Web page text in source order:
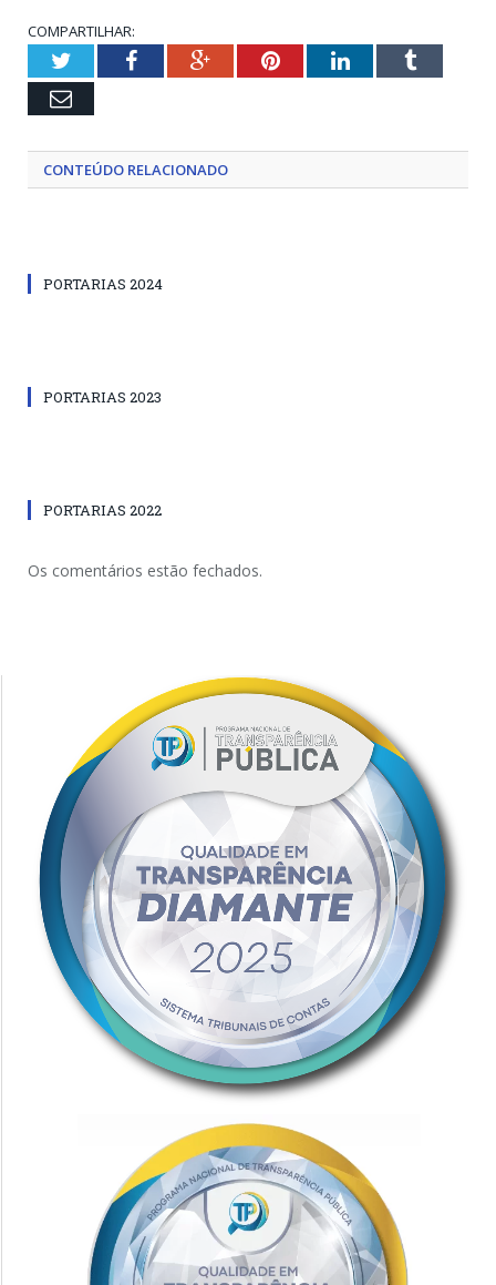
COMPARTILHAR:
TwitterFacebookGoogle+PinterestLinkedInTumblr
Email
CONTEÚDO RELACIONADO
PORTARIAS 2024
PORTARIAS 2023
PORTARIAS 2022
Os comentários estão fechados.